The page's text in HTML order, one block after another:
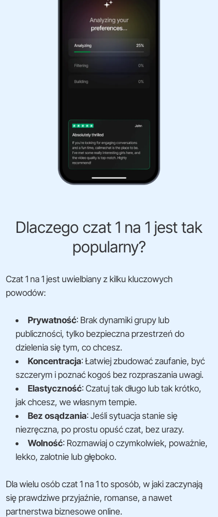
Dlaczego czat 1 na 1 jest tak
popularny?
Czat 1 na 1 jest uwielbiany z kilku kluczowych
powodów:
Prywatność: Brak dynamiki grupy lub
publiczności, tylko bezpieczna przestrzeń do
dzielenia się tym, co chcesz.
Koncentracja: Łatwiej zbudować zaufanie, być
szczerym i poznać kogoś bez rozpraszania uwagi.
Elastyczność: Czatuj tak długo lub tak krótko,
jak chcesz, we własnym tempie.
Bez osądzania: Jeśli sytuacja stanie się
niezręczna, po prostu opuść czat, bez urazy.
Wolność: Rozmawiaj o czymkolwiek, poważnie,
lekko, zalotnie lub głęboko.
Dla wielu osób czat 1 na 1 to sposób, w jaki zaczynają
się prawdziwe przyjaźnie, romanse, a nawet
partnerstwa biznesowe online.